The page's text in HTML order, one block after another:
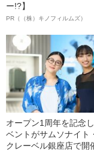
ー!?】
PR（（株）キノフィルムズ）
オープン1周年を記念
ベントがサムソナイト
クレーベル銀座店で